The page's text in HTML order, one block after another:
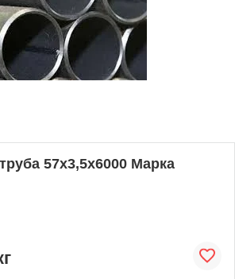
57х3,5х6000 Марка